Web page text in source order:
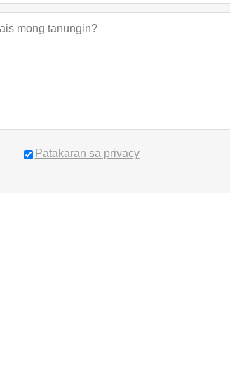
Patakaran sa privacy